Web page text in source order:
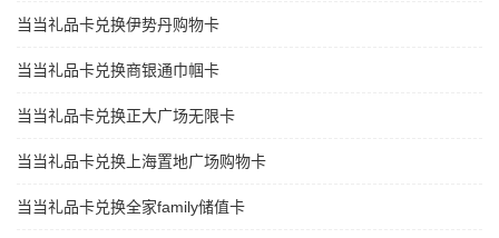
当当礼品卡兑换伊势丹购物卡
当当礼品卡兑换商银通巾帼卡
当当礼品卡兑换正大广场无限卡
当当礼品卡兑换上海置地广场购物卡
当当礼品卡兑换全家family储值卡